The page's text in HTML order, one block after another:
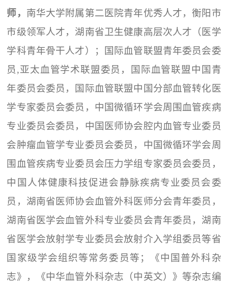
师 ， 南华大学附属第二医院青年优秀人才，衡阳市
市级领军人才，湖南省卫生健康高层次人才（医学
学科青年骨干人才）；国际血管联盟青年委员会委
员,亚太血管学术联盟委员，国际血管联盟中国青
年委员会委员，国际血管联盟中国分部血管转化医
学专家委员会委员，中国微循环学会周围血管疾病
专业委员会委员，中国医师协会腔内血管专业委员
会肿瘤血管学专业委员会委员，中国微循环学会周
围血管疾病专业委员会压力学组专家委员会委员，
中国人体健康科技促进会静脉疾病专业委员会委
员，湖南省医师协会血管外科医师分会青年委员，
湖南省医学会血管外科专业委员会青年委员，湖南
省医学会放射学专业委员会放射介入学组委员等省
国家级学会组织等常务委员等；《中国普外科杂
志》，《中华血管外科杂志（中英文）》等杂志编